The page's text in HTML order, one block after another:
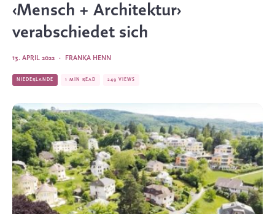
‹Mensch + Architektur›
verabschiedet sich
FRANKA HENN
·
13. APRIL 2022
NIEDERLANDE 1 MIN READ 249 VIEWS